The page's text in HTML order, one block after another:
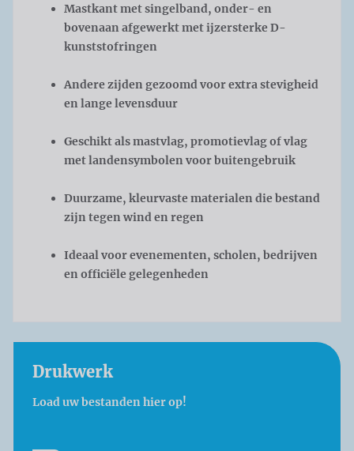
Mastkant met singelband, onder- en
bovenaan afgewerkt met ijzersterke D-
kunststofringen
Andere zijden gezoomd voor extra stevigheid
en lange levensduur
Geschikt als mastvlag, promotievlag of vlag
met landensymbolen voor buitengebruik
Duurzame, kleurvaste materialen die bestand
zijn tegen wind en regen
Ideaal voor evenementen, scholen, bedrijven
en officiële gelegenheden
Drukwerk
Load uw bestanden hier op!